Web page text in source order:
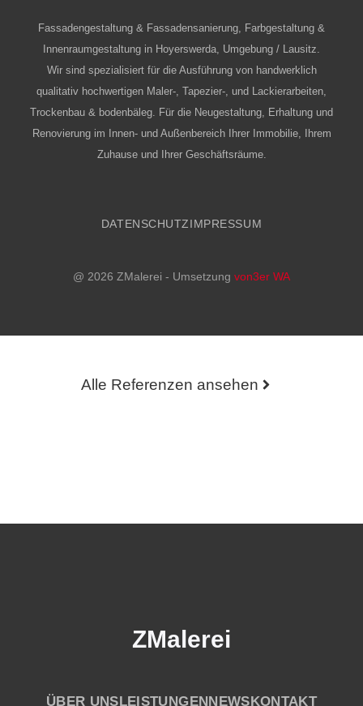
Fassadengestaltung & Fassadensanierung, Farbgestaltung &
Innenraumgestaltung in Hoyerswerda, Umgebung / Lausitz.
Wir sind spezialisiert für die Ausführung von handwerklich
qualitativ hochwertigen Maler-, Tapezier-, und Lackierarbeiten,
Trockenbau & bodenbäleg. Für die Neugestaltung, Erhaltung und
Renovierung im Innen- und Außenbereich Ihrer Immobilie, Ihrem
Zuhause und Ihrer Geschäftsräume.
DATENSCHUTZIMPRESSUM
@ 2026 ZMalerei - Umsetzung von3er WA
Alle Referenzen ansehen
ZMalerei
ÜBER UNSLEISTUNGENNEWSKONTAKT